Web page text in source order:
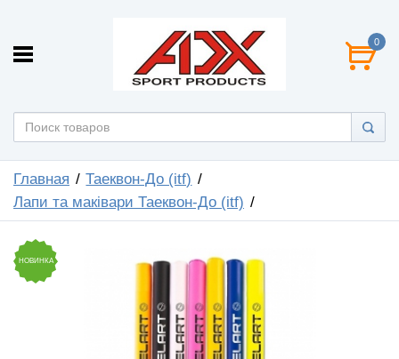
0
Главная
Таеквон-До (itf)
Лапи та маківари Таеквон-До (itf)
НОВИНКА